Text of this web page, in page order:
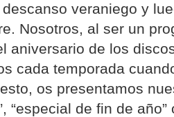
veraniego y
Nosotros, al ser un
aniversario de los
cada temporada
os presentamos
“especial de fin de